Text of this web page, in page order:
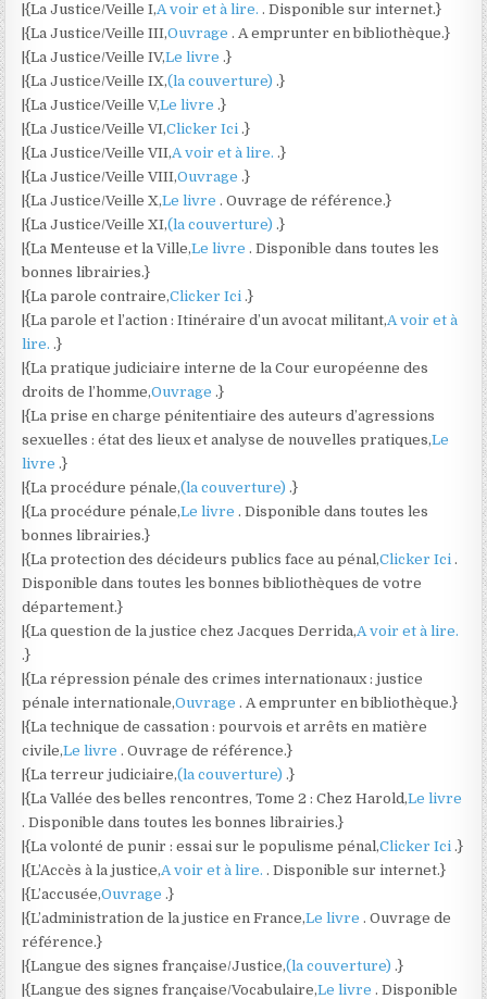
|{La Justice/Veille I,A voir et à lire.. Disponible sur internet.}
|{La Justice/Veille III,Ouvrage. A emprunter en bibliothèque.}
|{La Justice/Veille IV,Le livre.}
|{La Justice/Veille IX,(la couverture).}
|{La Justice/Veille V,Le livre.}
|{La Justice/Veille VI,Clicker Ici.}
|{La Justice/Veille VII,A voir et à lire..}
|{La Justice/Veille VIII,Ouvrage.}
|{La Justice/Veille X,Le livre. Ouvrage de référence.}
|{La Justice/Veille XI,(la couverture).}
|{La Menteuse et la Ville,Le livre. Disponible dans toutes les
bonnes librairies.}
|{La parole contraire,Clicker Ici.}
|{La parole et l’action : Itinéraire d’un avocat militant,A voir et à
lire..}
|{La pratique judiciaire interne de la Cour européenne des
droits de l’homme,Ouvrage.}
|{La prise en charge pénitentiaire des auteurs d’agressions
sexuelles : état des lieux et analyse de nouvelles pratiques,Le
livre.}
|{La procédure pénale,(la couverture).}
|{La procédure pénale,Le livre. Disponible dans toutes les
bonnes librairies.}
|{La protection des décideurs publics face au pénal,Clicker Ici.
Disponible dans toutes les bonnes bibliothèques de votre
département.}
|{La question de la justice chez Jacques Derrida,A voir et à lire.
.}
|{La répression pénale des crimes internationaux : justice
pénale internationale,Ouvrage. A emprunter en bibliothèque.}
|{La technique de cassation : pourvois et arrêts en matière
civile,Le livre. Ouvrage de référence.}
|{La terreur judiciaire,(la couverture).}
|{La Vallée des belles rencontres, Tome 2 : Chez Harold,Le livre
. Disponible dans toutes les bonnes librairies.}
|{La volonté de punir : essai sur le populisme pénal,Clicker Ici.}
|{L’Accès à la justice,A voir et à lire.. Disponible sur internet.}
|{L’accusée,Ouvrage.}
|{L’administration de la justice en France,Le livre. Ouvrage de
référence.}
|{Langue des signes française/Justice,(la couverture).}
|{Langue des signes française/Vocabulaire,Le livre. Disponible